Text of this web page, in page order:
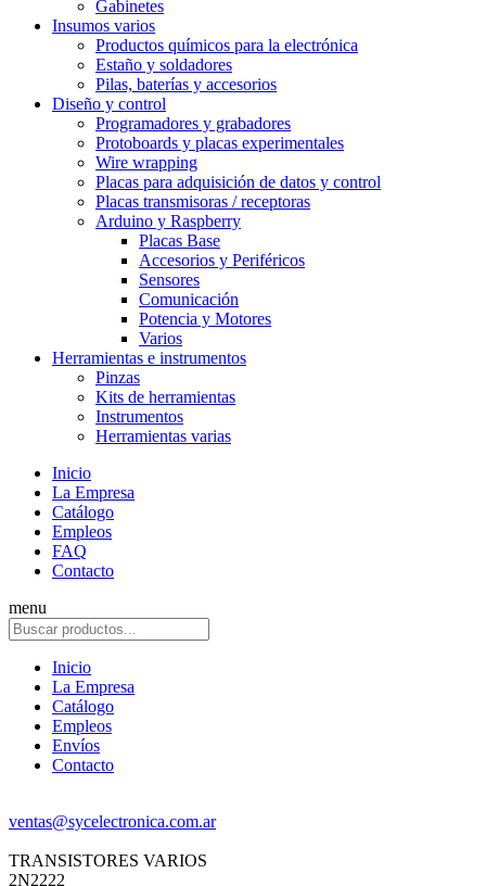
Gabinetes
Insumos varios
Productos químicos para la electrónica
Estaño y soldadores
Pilas, baterías y accesorios
Diseño y control
Programadores y grabadores
Protoboards y placas experimentales
Wire wrapping
Placas para adquisición de datos y control
Placas transmisoras / receptoras
Arduino y Raspberry
Placas Base
Accesorios y Periféricos
Sensores
Comunicación
Potencia y Motores
Varios
Herramientas e instrumentos
Pinzas
Kits de herramientas
Instrumentos
Herramientas varias
Inicio
La Empresa
Catálogo
Empleos
FAQ
Contacto
menu
Inicio
La Empresa
Catálogo
Empleos
Envíos
Contacto
ventas@sycelectronica.com.ar
TRANSISTORES VARIOS
2N2222